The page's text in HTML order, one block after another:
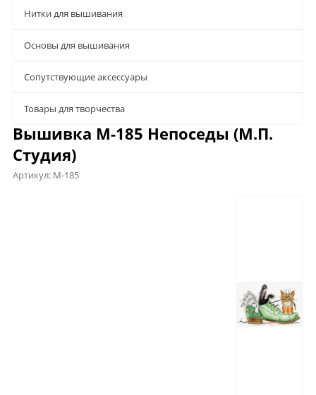
Нитки для вышивания
Основы для вышивания
Сопутствующие аксессуары
Товары для творчества
Вышивка М-185 Непоседы (М.П.
Студия)
Артикул: М-185